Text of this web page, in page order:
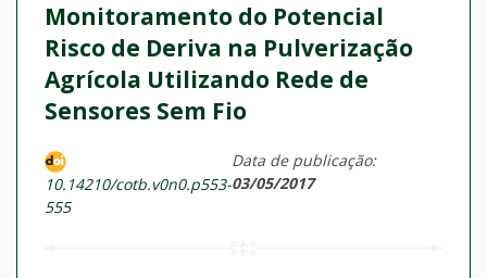
Monitoramento do Potencial
Risco de Deriva na Pulverização
Agrícola Utilizando Rede de
Sensores Sem Fio
10.14210/cotb.v0n0.p553-
555
Data de publicação:
03/05/2017